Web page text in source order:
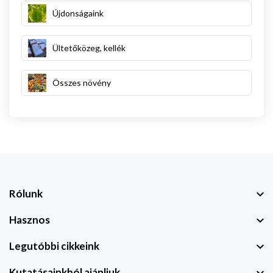
Újdonságaink
Ültetőközeg, kellék
Összes növény
Rólunk
Hasznos
Legutóbbi cikkeink